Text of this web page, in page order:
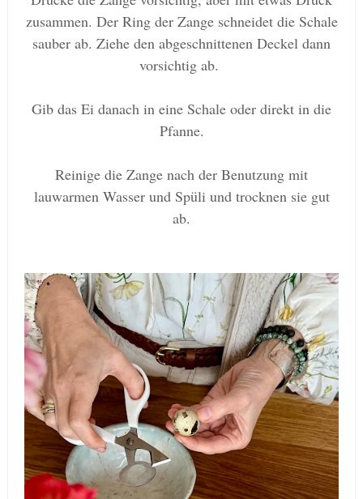
zusammen. Der Ring der Zange schneidet die Schale
sauber ab. Ziehe den abgeschnittenen Deckel dann
vorsichtig ab.
Gib das Ei danach in eine Schale oder direkt in die
Pfanne.
Reinige die Zange nach der Benutzung mit
lauwarmen Wasser und Spüli und trocknen sie gut
ab.